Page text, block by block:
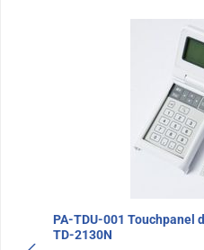
PA-TDU-001 Touchpanel
TD-2130N